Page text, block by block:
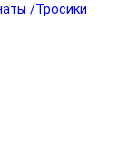
/Тросики